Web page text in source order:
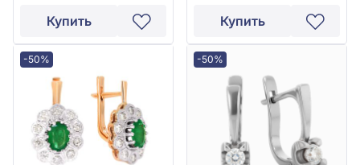
Купить Купить
-50% -50%